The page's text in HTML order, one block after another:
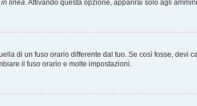
in linea. Attivando questa opzione, apparirai solo agli
di un fuso orario differente dal tuo. Se così fosse,
il fuso orario e molte impostazioni.